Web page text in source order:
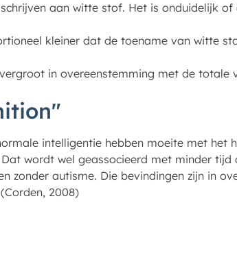
aan witte stof. Het is onduidelijk
kleiner dat de toename van witte
in overeenstemming met de totale
intelligentie hebben moeite met het
wordt wel geassocieerd met minder
zonder autisme. Die bevindingen zijn in
2008)